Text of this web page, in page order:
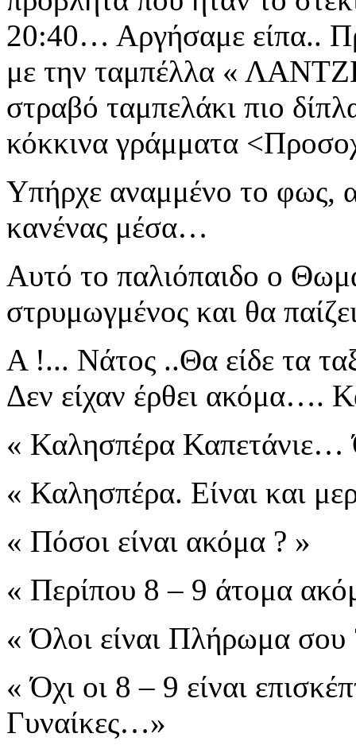
20:40… Αργήσαμε είπα..
με την ταμπέλλα «
στραβό ταμπελάκι πιο
κόκκινα γράμματα
Υπήρχε αναμμένο το φως,
κανένας μέσα…
Αυτό το παλιόπαιδο ο
στρυμωγμένος και θα
Α !... Νάτος ..Θα είδε τα
Δεν είχαν έρθει ακόμα….
« Καλησπέρα Καπετάνιε…
« Καλησπέρα. Είναι και
« Πόσοι είναι ακόμα ? »
« Περίπου 8 – 9 άτομα
« Όλοι είναι Πλήρωμα σου
« Όχι οι 8 – 9 είναι
Γυναίκες…»